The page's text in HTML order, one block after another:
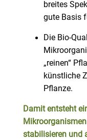
breites
gute Basis
Die Bio-
„reinen“
künstliche
Pflanze.
Damit entsteht
stabilisieren und